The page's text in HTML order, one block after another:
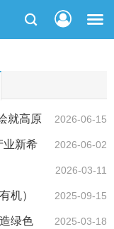
2026-06-15
就高原
2026-06-02
业新希
2026-03-11
2025-09-15
机）
示 2025-03-18
绿色